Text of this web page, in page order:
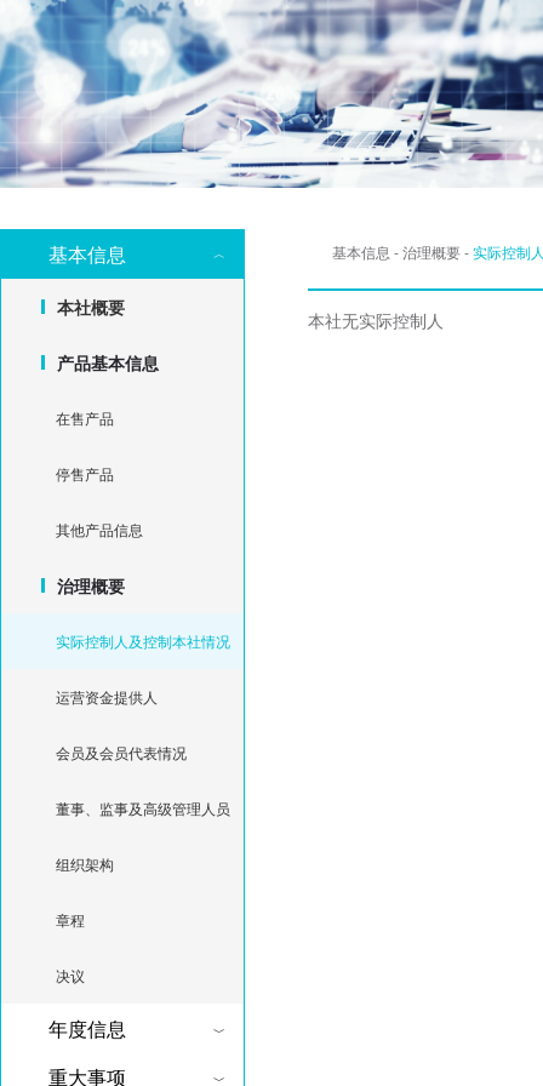
基本信息
本社概要
产品基本信息
在售产品
停售产品
其他产品信息
治理概要
实际控制人及控制本社情况
运营资金提供人
会员及会员代表情况
董事、监事及高级管理人员
组织架构
章程
决议
年度信息
重大事项
基本信息 -治理概要-实际控制
本社无实际控制人